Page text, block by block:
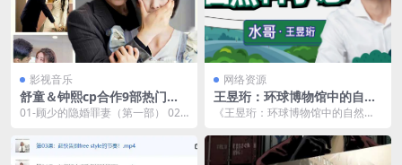
影视音乐
舒童＆钟熙cp合作9部热门短
剧夸克网盘下载
01-顾少的隐婚罪妻（第一部） 02-
少的落跑...
网络资源
王昱珩：环球博物馆中的自然
科学网盘资源下载
《王昱珩：环球博物馆中的自然科
纪录片或讲座，主要...